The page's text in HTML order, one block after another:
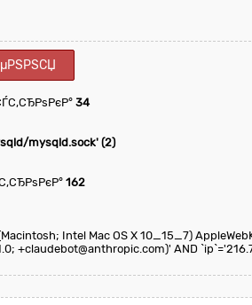
34
mysqld.sock' (2)
162
Intel Mac OS X 10_15_7)
+claudebot@anthropic.com)' AND